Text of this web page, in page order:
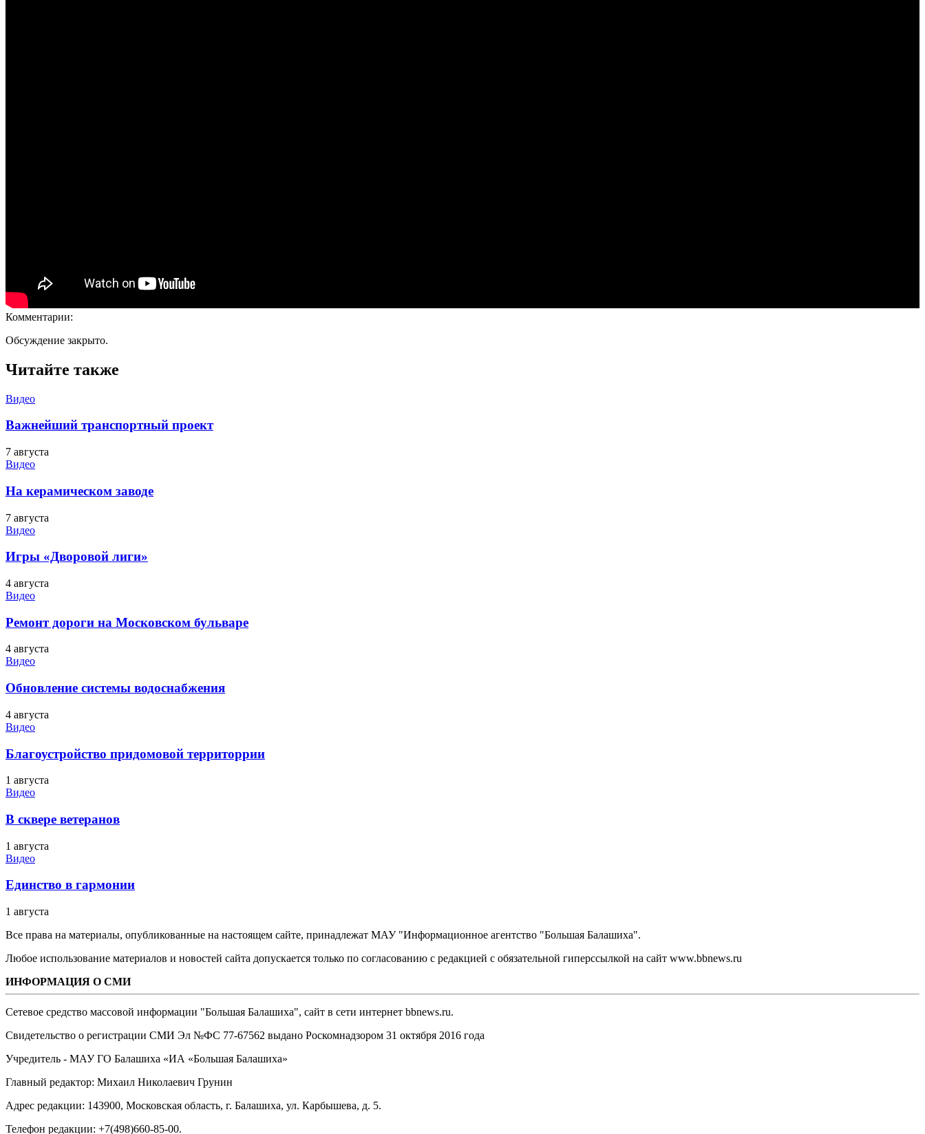
Комментарии:
Обсуждение закрыто.
Читайте также
Видео
Важнейший транспортный проект
7 августа
Видео
На керамическом заводе
7 августа
Видео
Игры «Дворовой лиги»
4 августа
Видео
Ремонт дороги на Московском бульваре
4 августа
Видео
Обновление системы водоснабжения
4 августа
Видео
Благоустройство придомовой территоррии
1 августа
Видео
В сквере ветеранов
1 августа
Видео
Единство в гармонии
1 августа
Все права на материалы, опубликованные на настоящем сайте, принадлежат МАУ "Информационное агентство "Большая Балашиха".
Любое использование материалов и новостей сайта допускается только по согласованию с редакцией с обязательной гиперссылкой на сайт www.bbnews.ru
ИНФОРМАЦИЯ О СМИ
Сетевое средство массовой информации "Большая Балашиха", сайт в сети интернет bbnews.ru.
Свидетельство о регистрации СМИ Эл №ФС ‎77-67562 выдано Роскомнадзором 31 октября 2016 года
Учредитель - МАУ ГО Балашиха «ИА «Большая Балашиха»
Главный редактор: Михаил Николаевич Грунин
Адрес редакции: 143900, Московская область, г. Балашиха, ул. Карбышева, д. 5.
Телефон редакции: +7(498)660-85-00.